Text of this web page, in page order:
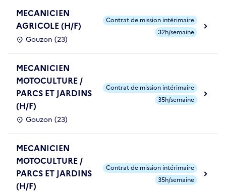
MECANICIEN
AGRICOLE (H/F)
Gouzon (23)
Contrat de mission intérimaire
32h/semaine
MECANICIEN
MOTOCULTURE /
PARCS ET JARDINS
(H/F)
Gouzon (23)
Contrat de mission intérimaire
35h/semaine
MECANICIEN
MOTOCULTURE /
PARCS ET JARDINS
(H/F)
Contrat de mission intérimaire
35h/semaine